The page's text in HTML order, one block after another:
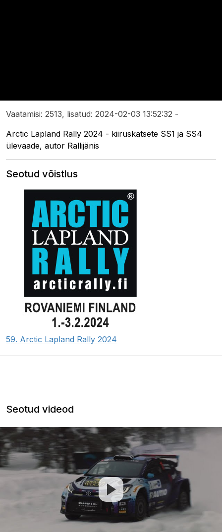
Vaatamisi: 2513, lisatud: 2024-02-03 13:52:32 -
Arctic Lapland Rally 2024 - kiiruskatsete SS1 ja SS4
ülevaade, autor Rallijänis
Seotud võistlus
59. Arctic Lapland Rally 2024
Seotud videod